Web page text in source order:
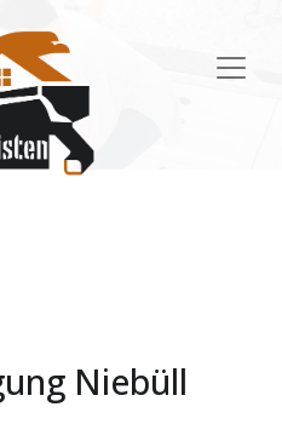
Niebüll